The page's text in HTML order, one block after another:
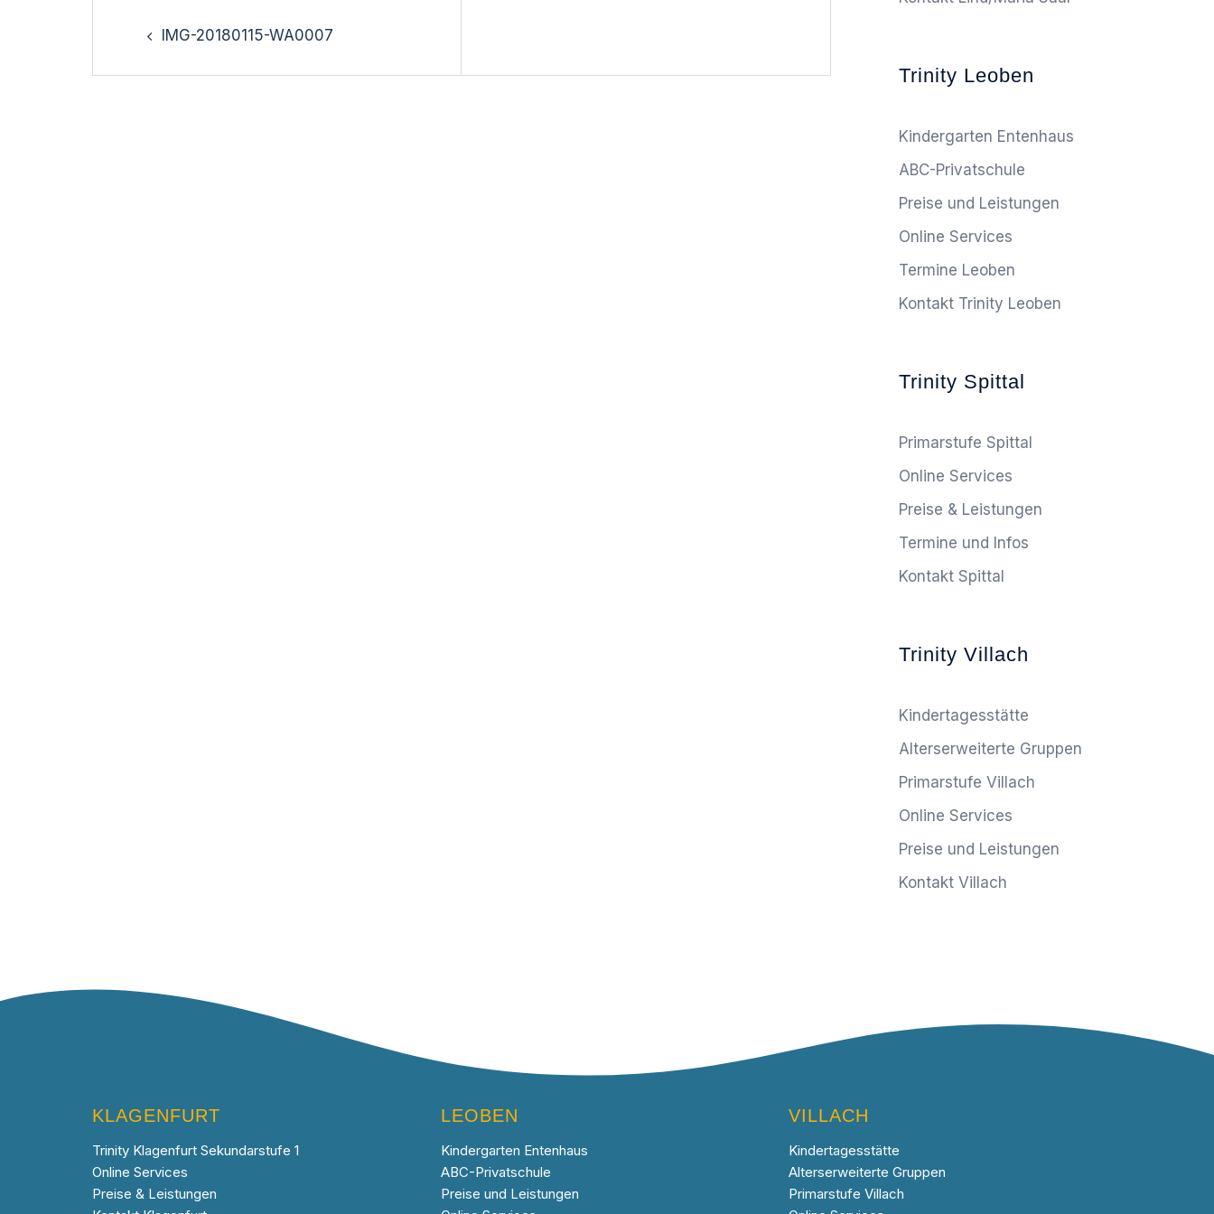
navigationIMG-20180115-WA0007
Trinity Leoben
Kindergarten Entenhaus
ABC-Privatschule
Preise und Leistungen
Online Services
Termine Leoben
Kontakt Trinity Leoben
Trinity Spittal
Primarstufe Spittal
Online Services
Preise & Leistungen
Termine und Infos
Kontakt Spittal
Trinity Villach
Kindertagesstätte
Alterserweiterte Gruppen
Primarstufe Villach
Online Services
Preise und Leistungen
Kontakt Villach
KLAGENFURT
Trinity Klagenfurt Sekundarstufe 1
Online Services
Preise & Leistungen
LEOBEN
Kindergarten Entenhaus
ABC-Privatschule
Preise und Leistungen
VILLACH
Kindertagesstätte
Alterserweiterte Gruppen
Primarstufe Villach